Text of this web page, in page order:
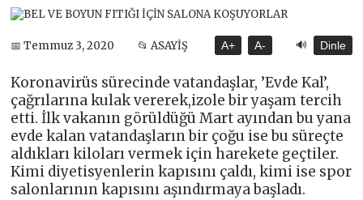
📅 Temmuz 3, 2020 📂 ASAYİŞ A+ A- 🔊 Dinle
Koronavirüs sürecinde vatandaşlar, ’Evde Kal’,
çağrılarına kulak vererek,izole bir yaşam tercih
etti. İlk vakanın görüldüğü Mart ayından bu yana
evde kalan vatandaşların bir çoğu ise bu süreçte
aldıkları kiloları vermek için harekete geçtiler.
Kimi diyetisyenlerin kapısını çaldı, kimi ise spor
salonlarının kapısını aşındırmaya başladı.